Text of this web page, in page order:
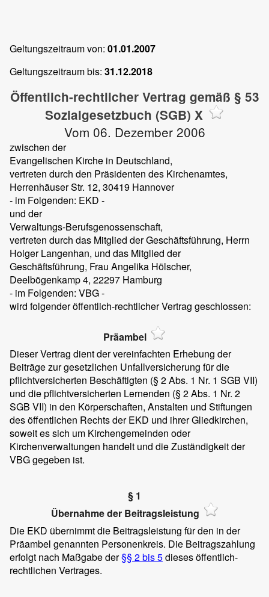
Geltungszeitraum von: 01.01.2007
Geltungszeitraum bis: 31.12.2018
Öffentlich-rechtlicher Vertrag gemäß § 53
Sozialgesetzbuch (SGB) X
Vom 06. Dezember 2006
zwischen der
Evangelischen Kirche in Deutschland,
vertreten durch den Präsidenten des Kirchenamtes,
Herrenhäuser Str. 12, 30419 Hannover
- im Folgenden: EKD -
und der
Verwaltungs-Berufsgenossenschaft,
vertreten durch das Mitglied der Geschäftsführung, Herrn
Holger Langenhan, und das Mitglied der
Geschäftsführung, Frau Angelika Hölscher,
Deelbögenkamp 4, 22297 Hamburg
- im Folgenden: VBG -
wird folgender öffentlich-rechtlicher Vertrag geschlossen:
Präambel
Dieser Vertrag dient der vereinfachten Erhebung der
Beiträge zur gesetzlichen Unfallversicherung für die
pflichtversicherten Beschäftigten (§ 2 Abs. 1 Nr. 1 SGB VII)
und die pflichtversicherten Lernenden (§ 2 Abs. 1 Nr. 2
SGB VII) in den Körperschaften, Anstalten und Stiftungen
des öffentlichen Rechts der EKD und ihrer Gliedkirchen,
soweit es sich um Kirchengemeinden oder
Kirchenverwaltungen handelt und die Zuständigkeit der
VBG gegeben ist.
§ 1
Übernahme der Beitragsleistung
Die EKD übernimmt die Beitragsleistung für den in der
Präambel genannten Personenkreis. Die Beitragszahlung
erfolgt nach Maßgabe der§§ 2 bis 5dieses öffentlich-
rechtlichen Vertrages.